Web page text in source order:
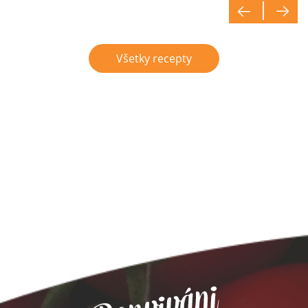
Všetky recepty